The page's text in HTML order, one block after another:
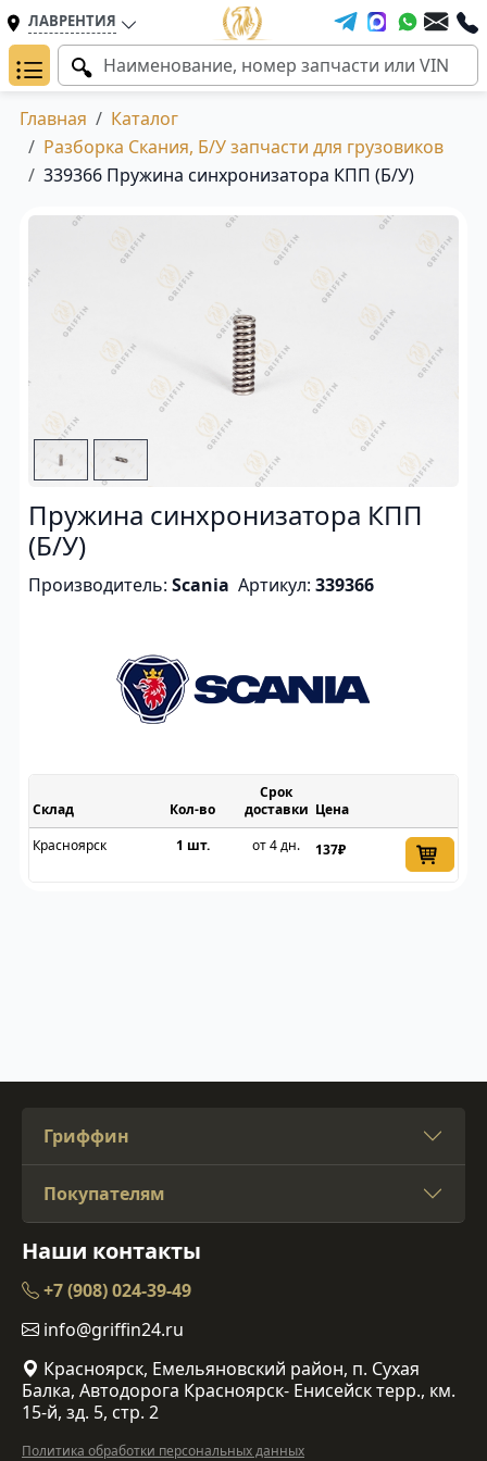
ЛАВРЕНТИЯ
Главная
Каталог
Разборка Скания, Б/У запчасти для грузовиков
339366 Пружина синхронизатора КПП (Б/У)
Пружина синхронизатора КПП
(Б/У)
Производитель: Scania Артикул: 339366
Склад
Срок
доставки Цена
Красноярск
1 шт. от 4 дн. 137₽
Гриффин
Покупателям
Наши контакты
+7 (908) 024-39-49
info@griffin24.ru
Красноярск, Емельяновский район, п. Сухая
Балка, Автодорога Красноярск- Енисейск терр., км.
15-й, зд. 5, стр. 2
Политика обработки персональных данных